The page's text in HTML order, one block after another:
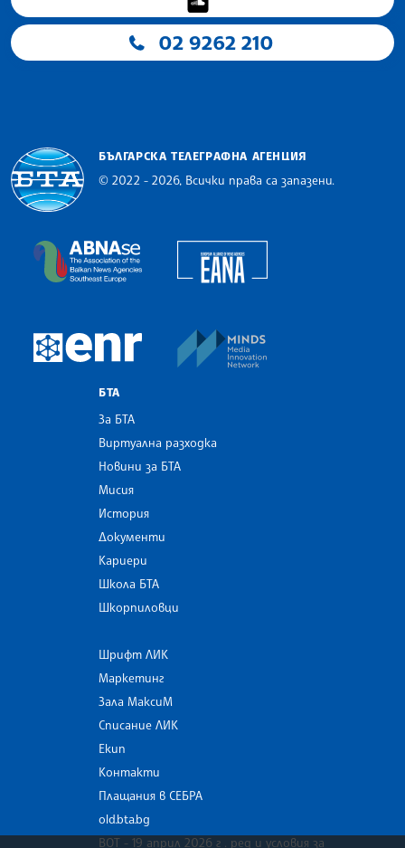
02 9262 210
БЪЛГАРСКА ТЕЛЕГРАФНА АГЕНЦИЯ
© 2022 - 2026, Всички права са запазени.
The Assocoation of the Balkan News Agencies
European Newsroom
БТА
За БТА
Виртуална разходка
Новини за БТА
Мисия
История
Документи
Кариери
Школа БТА
Шкорпиловци
Шрифт ЛИК
Маркетинг
Зала МаксиМ
Списание ЛИК
Екип
Контакти
Плащания в СЕБРА
old.bta.bg
ВОТ - 19 април 2026 г . ред и условия за